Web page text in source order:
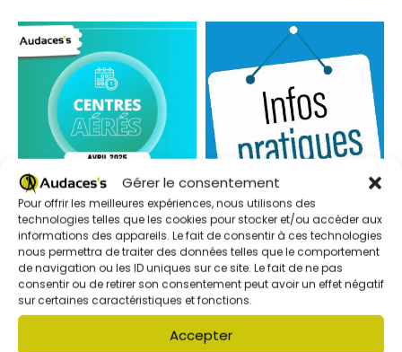
Gérer le consentement
Pour offrir les meilleures expériences, nous utilisons des
technologies telles que les cookies pour stocker et/ou accéder aux
informations des appareils. Le fait de consentir à ces technologies
nous permettra de traiter des données telles que le comportement
de navigation ou les ID uniques sur ce site. Le fait de ne pas
consentir ou de retirer son consentement peut avoir un effet négatif
sur certaines caractéristiques et fonctions.
Accepter
Publié19 mars 2025
Inscriptions aux centres
aérés
Publié5 juin 2026
Modalités d’inscription
cantine scolaire et
accueil périscolaire